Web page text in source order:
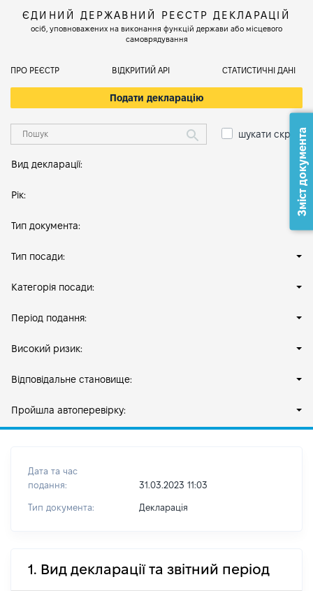
ЄДИНИЙ ДЕРЖАВНИЙ РЕЄСТР ДЕКЛАРАЦІЙ
осіб, уповноважених на виконання функцій держави або місцевого
самоврядування
ПРО РЕЄСТР ВІДКРИТИЙ АРІ СТАТИСТИЧНІ ДАНІ
Подати декларацію
шукати скрізь
Вид декларації:
Рік:
Тип документа:
Тип посади:
Категорія посади:
Період подання:
Високий ризик:
Відповідальне становище:
Пройшла автоперевірку:
Дата та час
подання:
31.03.2023 11:03
Тип документа: Декларація
1. Вид декларації та звітний період
Зміст документа